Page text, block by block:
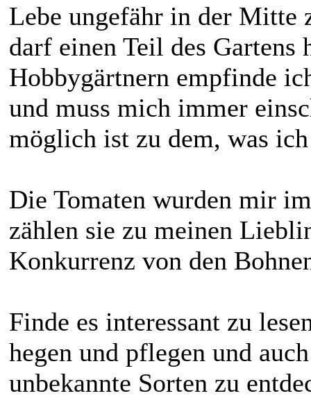
Lebe ungefähr in der Mitte
darf einen Teil des Gartens
Hobbygärtnern empfinde
und muss mich immer
möglich ist zu dem, was
Die Tomaten wurden mir
zählen sie zu meinen
Konkurrenz von den
Finde es interessant zu
hegen und pflegen und
unbekannte Sorten zu